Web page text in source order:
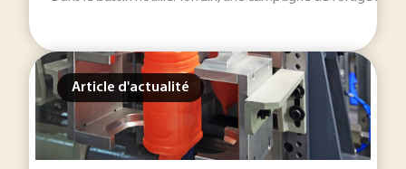
Article d'actualité